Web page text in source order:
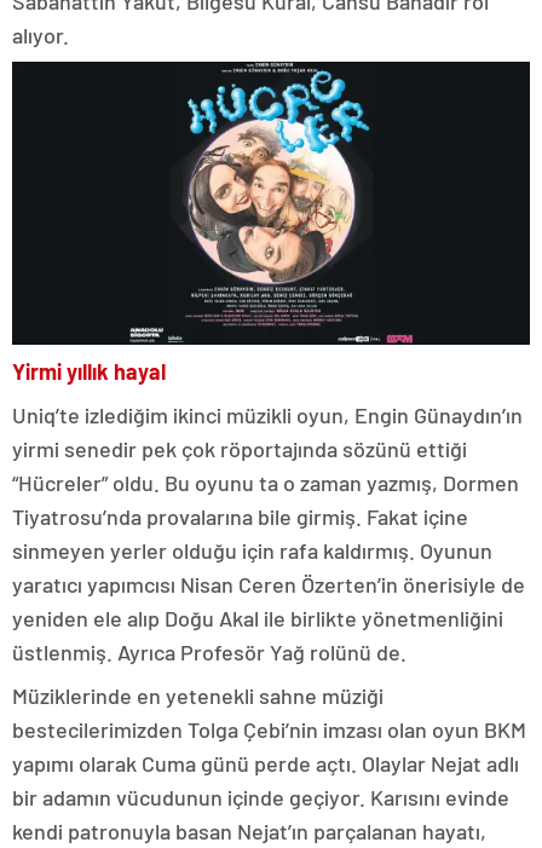
alıyor.
Yirmi yıllık hayal
Uniq’te izlediğim ikinci müzikli oyun, Engin Günaydın’ın
yirmi senedir pek çok röportajında sözünü ettiği
“Hücreler” oldu. Bu oyunu ta o zaman yazmış, Dormen
Tiyatrosu’nda provalarına bile girmiş. Fakat içine
sinmeyen yerler olduğu için rafa kaldırmış. Oyunun
yaratıcı yapımcısı Nisan Ceren Özerten’in önerisiyle de
yeniden ele alıp Doğu Akal ile birlikte yönetmenliğini
üstlenmiş. Ayrıca Profesör Yağ rolünü de.
Müziklerinde en yetenekli sahne müziği
bestecilerimizden Tolga Çebi’nin imzası olan oyun BKM
yapımı olarak Cuma günü perde açtı. Olaylar Nejat adlı
bir adamın vücudunun içinde geçiyor. Karısını evinde
kendi patronuyla basan Nejat’ın parçalanan hayatı,